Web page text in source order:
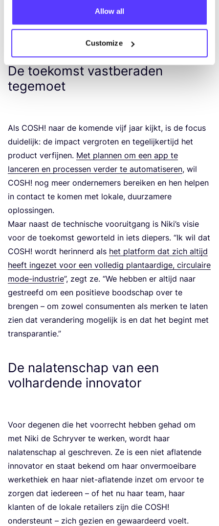
Allow all
Customize
De toekomst vastberaden
tegemoet
Als COSH! naar de komen­de vijf jaar kijkt, is de focus
dui­de­lijk: de impact ver­gro­ten en tege­lij­ker­tijd het
pro­duct ver­fij­nen. Met plan­nen om een app te
lan­ce­ren en pro­ces­sen ver­der te auto­ma­ti­se­ren, wil
COSH! nog meer onder­ne­mers berei­ken en hen hel­pen
in con­tact te komen met loka­le, duur­za­me­re
oplossingen.
Maar naast de tech­ni­sche voor­uit­gang is Niki’s visie
voor de toe­komst gewor­teld in iets die­pers. “Ik wil dat
COSH! wordt her­in­nerd als het plat­form dat zich altijd
heeft inge­zet voor een vol­le­dig plant­aar­di­ge, cir­cu­lai­re
mode-indu­strie”, zegt ze. “We heb­ben er altijd naar
gestreefd om een posi­tie­ve bood­schap over te
bren­gen – om zowel con­su­men­ten als mer­ken te laten
zien dat ver­an­de­ring moge­lijk is en dat het begint met
transparantie.”
De nalatenschap van een
volhardende innovator
Voor dege­nen die het voor­recht heb­ben gehad om
met Niki de Schry­ver te wer­ken, wordt haar
nala­ten­schap al geschre­ven. Ze is een niet afla­ten­de
inno­va­tor en staat bekend om haar onver­moei­ba­re
wer­ke­thiek en haar niet-afla­ten­de inzet om ervoor te
zor­gen dat ieder­een – of het nu haar team, haar
klan­ten of de loka­le retai­lers zijn die COSH!
onder­steunt – zich gezien en gewaar­deerd voelt.